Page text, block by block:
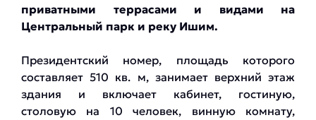
приватными террасами и видами на
Центральный парк и реку Ишим.
Президентский номер, площадь которого
составляет 510 кв. м, занимает верхний этаж
здания и включает кабинет, гостиную,
столовую на 10 человек, винную комнату,